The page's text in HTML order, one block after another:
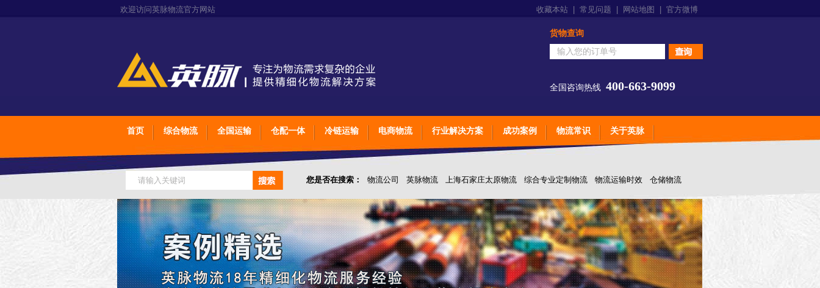
欢迎访问英脉物流官方网站 收藏本站 常见问题 网站地图 官方微博
货物查询
全国咨询热线 400-663-9099
首页 综合物流 全国运输 仓配一体 冷链运输 电商物流 行业解决方案 成功案例 物流常识 关于英脉
您是否在搜索： 物流公司 英脉物流 上海石家庄太原物流 综合专业定制物流 物流运输时效 仓储物流
仓储综合专业定制物流 上海石家庄太原综合专业定制物流